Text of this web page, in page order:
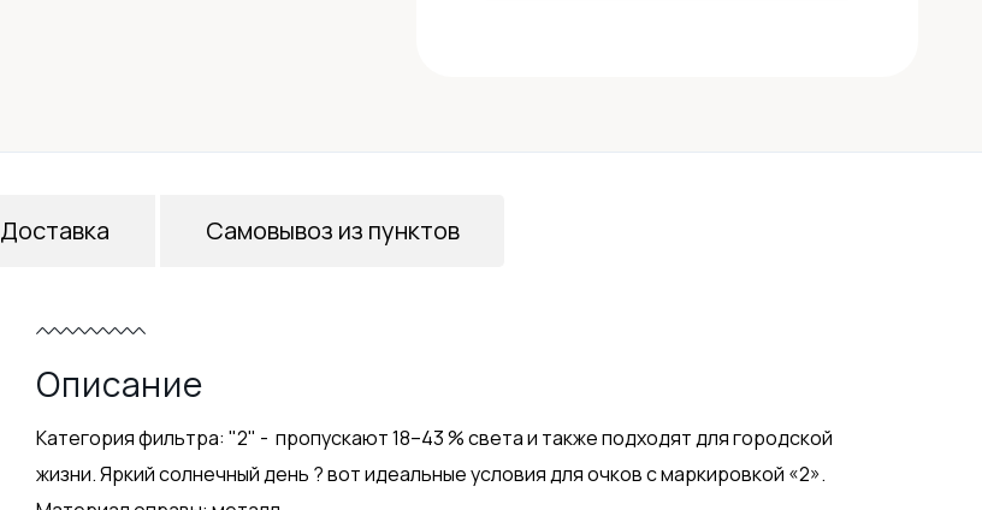
Описание
Категория фильтра: "2" - пропускают 18–43 % света и также подходят для городской
жизни. Яркий солнечный день ? вот идеальные условия для очков с маркировкой «2».
Доставка Самовывоз из пунктов